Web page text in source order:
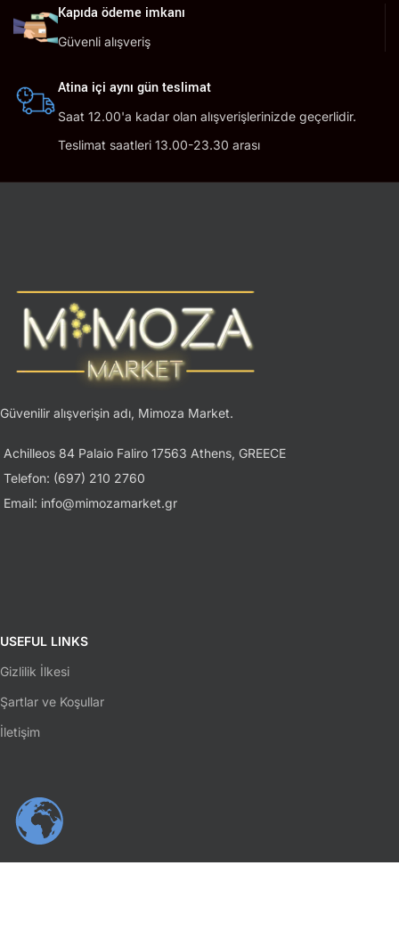
Kapıda ödeme imkanı
Güvenli alışveriş
Atina içi aynı gün teslimat
Saat 12.00'a kadar olan alışverişlerinizde geçerlidir.
Teslimat saatleri 13.00-23.30 arası
Güvenilir alışverişin adı, Mimoza Market.
Achilleos 84 Palaio Faliro 17563 Athens, GREECE
Telefon: (697) 210 2760
Email: info@mimozamarket.gr
USEFUL LINKS
Gizlilik İlkesi
Şartlar ve Koşullar
İletişim